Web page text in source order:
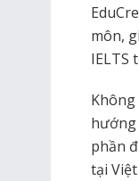
môn,
IELTS
hướng
phần
tại